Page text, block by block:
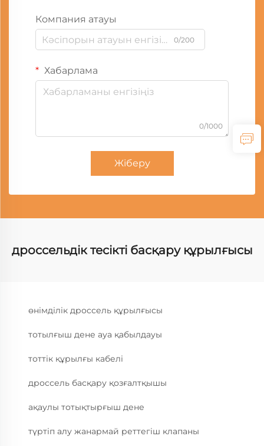
Компания атауы
0/200
Хабарлама
0/1000
Жіберу
дроссельдік тесікті басқару құрылғысы
өнімділік дроссель құрылғысы
тотылғыш дене ауа қабылдауы
тоттік құрылғы кабелі
дроссель басқару қозғалтқышы
ақаулы тотықтырғыш дене
түртіп алу жанармай реттегіш клапаны